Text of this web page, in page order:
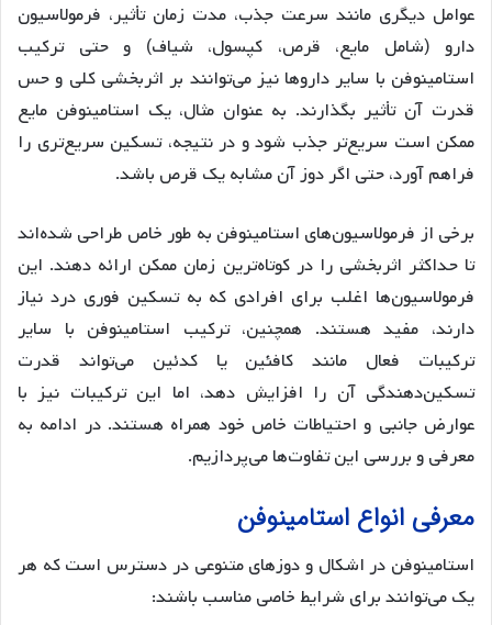
عوامل دیگری مانند سرعت جذب، مدت زمان تأثیر، فرمولاسیون
دارو (شامل مایع، قرص، کپسول، شیاف) و حتی ترکیب
استامینوفن با سایر داروها نیز می‌توانند بر اثربخشی کلی و حس
قدرت آن تأثیر بگذارند. به عنوان مثال، یک استامینوفن مایع
ممکن است سریع‌تر جذب شود و در نتیجه، تسکین سریع‌تری را
فراهم آورد، حتی اگر دوز آن مشابه یک قرص باشد.
برخی از فرمولاسیون‌های استامینوفن به طور خاص طراحی شده‌اند
تا حداکثر اثربخشی را در کوتاه‌ترین زمان ممکن ارائه دهند. این
فرمولاسیون‌ها اغلب برای افرادی که به تسکین فوری درد نیاز
دارند، مفید هستند. همچنین، ترکیب استامینوفن با سایر
ترکیبات فعال مانند کافئین یا کدئین می‌تواند قدرت
تسکین‌دهندگی آن را افزایش دهد، اما این ترکیبات نیز با
عوارض جانبی و احتیاطات خاص خود همراه هستند. در ادامه به
معرفی و بررسی این تفاوت‌ها می‌پردازیم.
معرفی انواع استامینوفن
استامینوفن در اشکال و دوزهای متنوعی در دسترس است که هر
یک می‌توانند برای شرایط خاصی مناسب باشند: